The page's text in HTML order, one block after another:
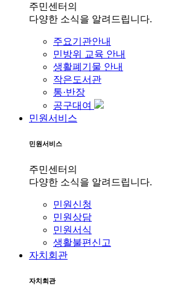
주민센터의
다양한 소식을 알려드립니다.
주요기관안내
민방위 교육 안내
생활폐기물 안내
작은도서관
통·반장
공구대여
민원서비스
민원서비스
주민센터의
다양한 소식을 알려드립니다.
민원신청
민원상담
민원서식
생활불편신고
자치회관
자치회관